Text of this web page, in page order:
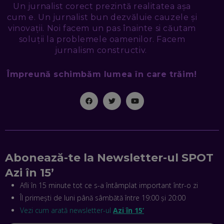
NICOLAE ȚIBRIGAN, DIGITAL FORENSIC TEAM: CUM ÎȚI DAI
SEAMA CĂ CINEVA ÎNCEARCĂ SĂ TE MANIPULEZE, ONLINE.
CE-AM ÎNVĂȚAT DIN EPISODUL GEORGESCU
EP. 46
LA JOB! CUM DEMONSTREZI ABILITĂȚI ȘI CÂȘTIGI PREMII
ANTONIO ENACHE, SENSE4FIT: CUM TE AJUTĂ
CRISTIAN GROZEA, BEEFAST: PREGĂTIM CEL MAI BUN
REVOLUȚIONA LIVRĂRILE RAPIDE, DIN ROMÂNIA PÂNĂ ÎN
ASIA
ANDREI NICOARĂ, EXPERT ÎN E-GUVERNARE: N-O SĂ NE
Un jurnalist corect prezintă realitatea așa
cum e. Un jurnalist bun dezvăluie cauzele și
vinovații. Noi facem un pas înainte si căutam
soluții la problemele oamenilor. Facem
jurnalism constructiv.
Împreună schimbăm lumea în care trăim!
Abonează-te la Newsletter-ul SPOT
Azi în 15’
Afli în 15 minute tot ce s-a întâmplat important într-o zi
Îl primești de luni până sâmbătă între 19:00 și 20:00
Vezi cum arată newsletter-ul Azi în 15’